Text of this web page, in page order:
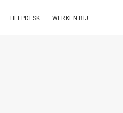
HELPDESK WERKEN BIJ